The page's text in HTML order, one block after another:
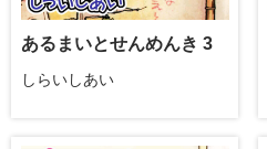
あるまいとせんめんき 3
しらいしあい